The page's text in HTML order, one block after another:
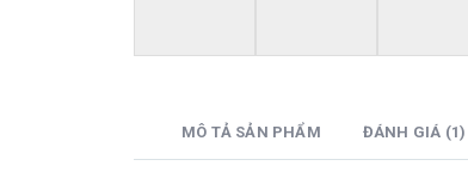
MÔ TẢ SẢN PHẨM ĐÁNH GIÁ (1)